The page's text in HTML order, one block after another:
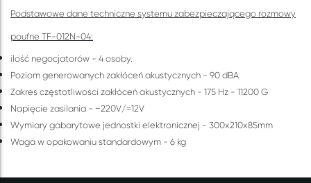
Podstawowe dane techniczne systemu zabezpieczającego rozmowy
poufne TF-012N-04:
ilość negocjatorów - 4 osoby.
Poziom generowanych zakłóceń akustycznych - 90 dBA
Zakres częstotliwości zakłóceń akustycznych - 175 Hz - 11200 G
Napięcie zasilania - ~220V/=12V
Wymiary gabarytowe jednostki elektronicznej - 300х210х85mm
Waga w opakowaniu standardowym - 6 kg